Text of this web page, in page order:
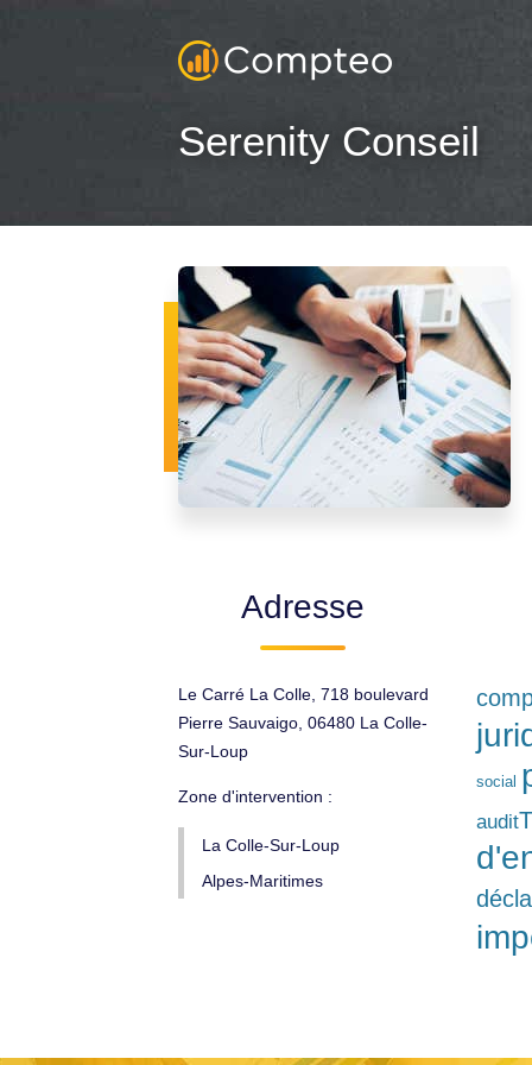
Serenity Conseil
Adresse
Le Carré La Colle, 718 boulevard
Pierre Sauvaigo, 06480 La Colle-
Sur-Loup
Zone d'intervention :
La Colle-Sur-Loup
Alpes-Maritimes
social
audit